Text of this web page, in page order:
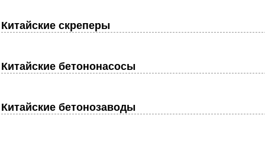
Китайские скреперы
Китайские бетононасосы
Китайские бетонозаводы